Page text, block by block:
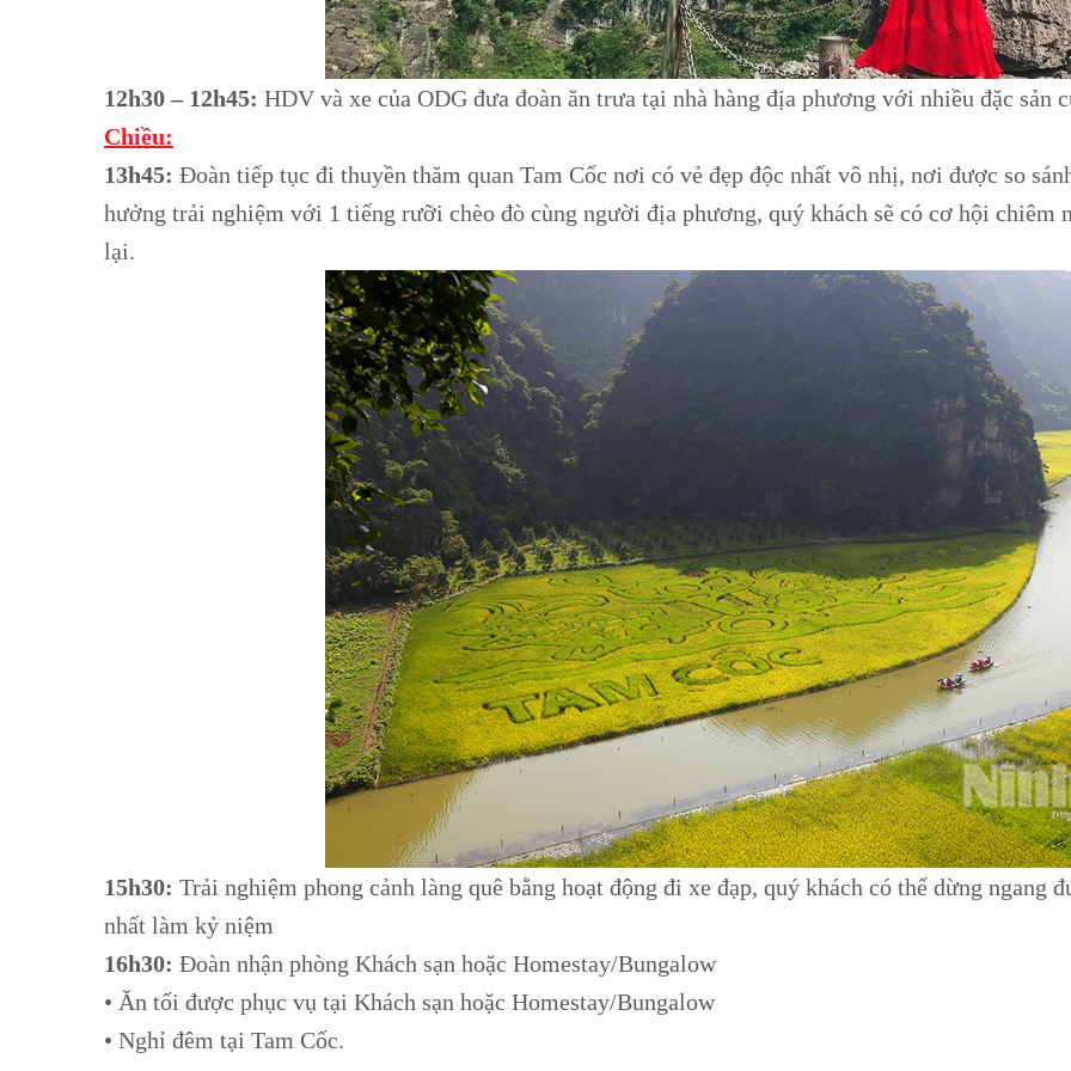
12h30 – 12h45: HDV và xe của ODG đưa đoàn ăn trưa tại nhà hàng địa phương với nhiều đặc
Chiều:
13h45: Đoàn tiếp tục đi thuyền thăm quan Tam Cốc nơi có vẻ đẹp độc nhất vô nhị, nơi được so
hưởng trải nghiệm với 1 tiếng rưỡi chèo đò cùng người địa phương, quý khách sẽ có cơ hội chiêm
lại.
15h30: Trải nghiệm phong cảnh làng quê bằng hoạt động đi xe đạp, quý khách có thể dừng ngang
nhất làm kỷ niệm
16h30: Đoàn nhận phòng Khách sạn hoặc Homestay/Bungalow
• Ăn tối được phục vụ tại Khách sạn hoặc Homestay/Bungalow
• Nghỉ đêm tại Tam Cốc.